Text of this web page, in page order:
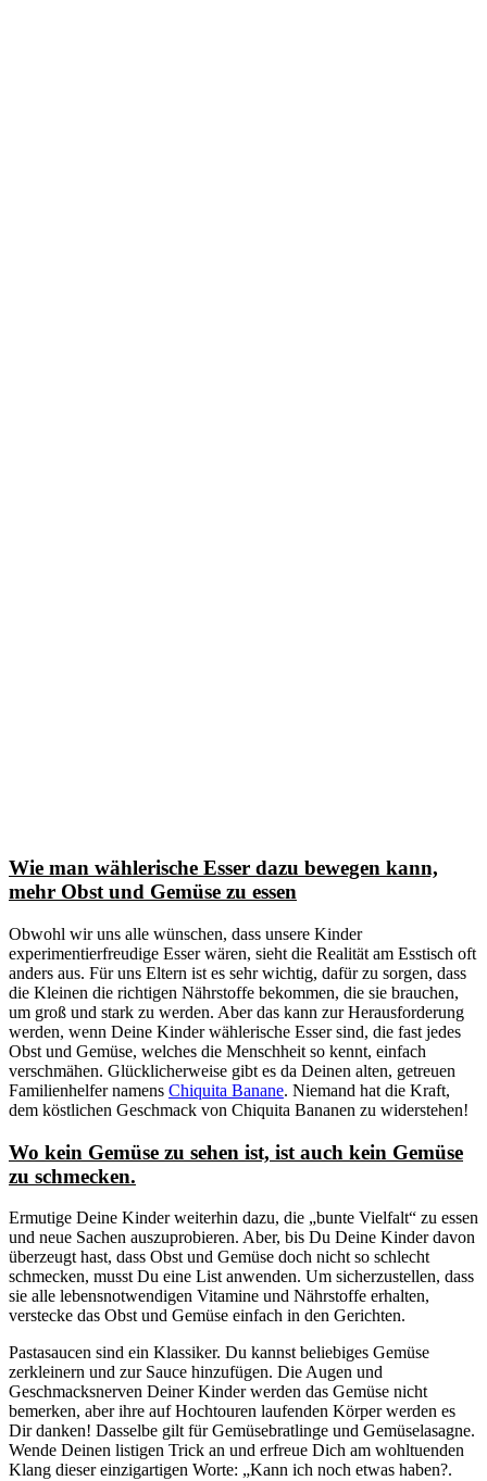
Wie man wählerische Esser dazu bewegen kann,
mehr Obst und Gemüse zu essen
Obwohl wir uns alle wünschen, dass unsere Kinder
experimentierfreudige Esser wären, sieht die Realität am Esstisch oft
anders aus. Für uns Eltern ist es sehr wichtig, dafür zu sorgen, dass
die Kleinen die richtigen Nährstoffe bekommen, die sie brauchen,
um groß und stark zu werden. Aber das kann zur Herausforderung
werden, wenn Deine Kinder wählerische Esser sind, die fast jedes
Obst und Gemüse, welches die Menschheit so kennt, einfach
verschmähen. Glücklicherweise gibt es da Deinen alten, getreuen
Familienhelfer namens Chiquita Banane. Niemand hat die Kraft,
dem köstlichen Geschmack von Chiquita Bananen zu widerstehen!
Wo kein Gemüse zu sehen ist, ist auch kein Gemüse
zu schmecken.
Ermutige Deine Kinder weiterhin dazu, die „bunte Vielfalt“ zu essen
und neue Sachen auszuprobieren. Aber, bis Du Deine Kinder davon
überzeugt hast, dass Obst und Gemüse doch nicht so schlecht
schmecken, musst Du eine List anwenden. Um sicherzustellen, dass
sie alle lebensnotwendigen Vitamine und Nährstoffe erhalten,
verstecke das Obst und Gemüse einfach in den Gerichten.
Pastasaucen sind ein Klassiker. Du kannst beliebiges Gemüse
zerkleinern und zur Sauce hinzufügen. Die Augen und
Geschmacksnerven Deiner Kinder werden das Gemüse nicht
bemerken, aber ihre auf Hochtouren laufenden Körper werden es
Dir danken! Dasselbe gilt für Gemüsebratlinge und Gemüselasagne.
Wende Deinen listigen Trick an und erfreue Dich am wohltuenden
Klang dieser einzigartigen Worte: „Kann ich noch etwas haben?.